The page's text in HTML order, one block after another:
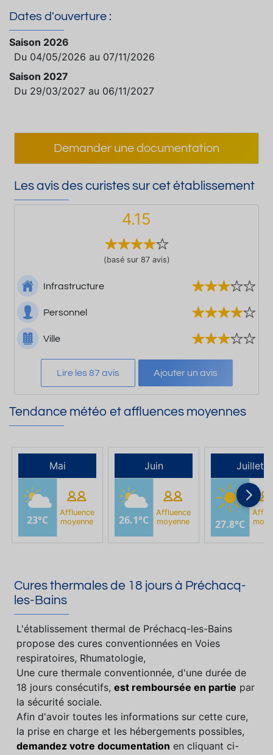
Dates d'ouverture :
Saison 2026
Du 04/05/2026 au 07/11/2026
Saison 2027
Du 29/03/2027 au 06/11/2027
Demander une documentation
Les avis des curistes sur cet établissement
4.15
(basé sur 87 avis)
Infrastructure
Personnel
Ville
Lire les 87 avis Ajouter un avis
Tendance météo et affluences moyennes
Mai
23°C
Affluence
moyenne
Juin
26.1°C
Affluence
moyenne
Juillet
27.8°C
Cures thermales de 18 jours à Préchacq-
les-Bains
L'établissement thermal de Préchacq-les-Bains
propose des cures conventionnées en Voies
respiratoires, Rhumatologie,
Une cure thermale conventionnée, d'une durée de
18 jours consécutifs, est remboursée en partie par
la sécurité sociale.
Afin d'avoir toutes les informations sur cette cure,
la prise en charge et les hébergements possibles,
demandez votre documentation en cliquant ci-